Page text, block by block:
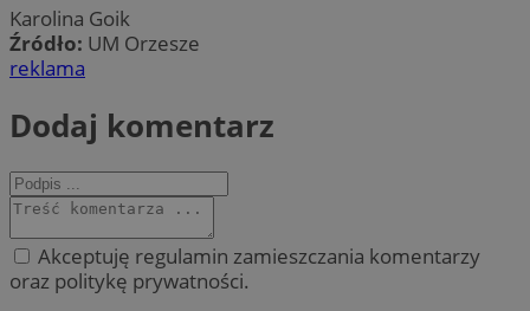
Karolina Goik
Źródło: UM Orzesze
reklama
Dodaj komentarz
Akceptuję regulamin zamieszczania komentarzy
oraz politykę prywatności.